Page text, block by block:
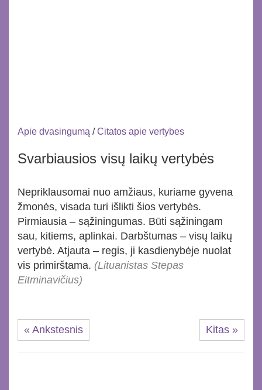
Apie dvasingumą /Citatos apie vertybes
Svarbiausios visų laikų vertybės
Nepriklausomai nuo amžiaus, kuriame gyvena
žmonės, visada turi išlikti šios vertybės.
Pirmiausia – sąžiningumas. Būti sąžiningam
sau, kitiems, aplinkai. Darbštumas – visų laikų
vertybė. Atjauta – regis, ji kasdienybėje nuolat
vis primirštama. (Lituanistas Stepas
Eitminavičius)
« Ankstesnis Kitas »